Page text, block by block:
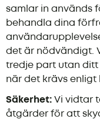
samlar in används
behandla dina
det är nödvändigt.
tredje part utan
när det krävs enligt
Säkerhet: Vi vidtar
åtgärder för att